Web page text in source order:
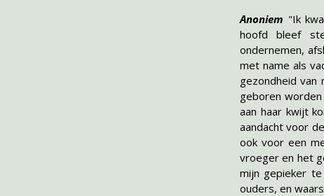
Anoniem "Ik
hoofd bleef
ondernemen,
met name als
gezondheid van
geboren
aan haar kwijt
aandacht voor
ook voor een
vroeger en het
mijn gepieker
ouders, en